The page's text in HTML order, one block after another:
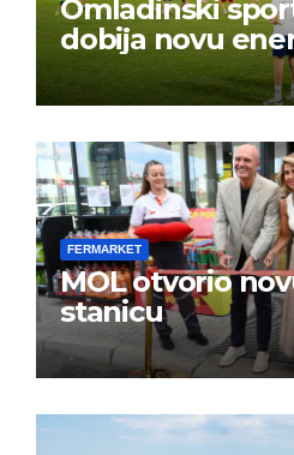
Omladinski
dobija novu
FERMARKET
MOL otvorio
stanicu